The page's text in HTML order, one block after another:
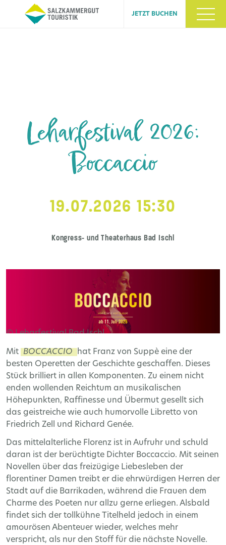
JETZT BUCHEN
Leharfestival 2026:
Boccaccio
19.07.2026 15:30
Kongress- und Theaterhaus Bad Ischl
© Leharfestival Bad Ischl
Mit BOCCACCIO
hat Franz von Suppè eine der
besten Operetten der Geschichte geschaffen. Dieses
Stück brilliert in allen Komponenten. Zu einem nicht
enden wollenden Reichtum an musikalischen
Höhepunkten, Raffinesse und Übermut gesellt sich
das geistreiche wie auch humorvolle Libretto von
Friedrich Zell und Richard Genée.
Das mittelalterliche Florenz ist in Aufruhr und schuld
daran ist der berüchtigte Dichter Boccaccio. Mit seinen
Novellen über das freizügige Liebesleben der
florentiner Damen treibt er die ehrwürdigen Herren der
Stadt auf die Barrikaden, während die Frauen dem
Charme des Poeten nur allzu gerne erliegen. Alsbald
findet sich der tollkühne Titelheld jedoch in einem
amourösen Abenteuer wieder, welches mehr
verspricht, als nur den Stoff für die nächste Novelle.